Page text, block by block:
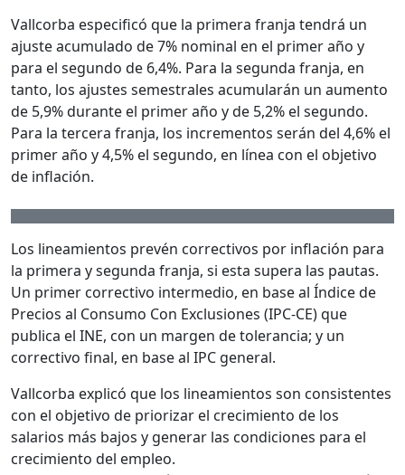
Vallcorba especificó que la primera franja tendrá un
ajuste acumulado de 7% nominal en el primer año y
para el segundo de 6,4%. Para la segunda franja, en
tanto, los ajustes semestrales acumularán un aumento
de 5,9% durante el primer año y de 5,2% el segundo.
Para la tercera franja, los incrementos serán del 4,6% el
primer año y 4,5% el segundo, en línea con el objetivo
de inflación.
Los lineamientos prevén correctivos por inflación para
la primera y segunda franja, si esta supera las pautas.
Un primer correctivo intermedio, en base al Índice de
Precios al Consumo Con Exclusiones (IPC-CE) que
publica el INE, con un margen de tolerancia; y un
correctivo final, en base al IPC general.
Vallcorba explicó que los lineamientos son consistentes
con el objetivo de priorizar el crecimiento de los
salarios más bajos y generar las condiciones para el
crecimiento del empleo.